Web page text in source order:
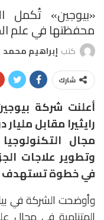
«بيوجين» تُكمل
محفظتها في علم
كتب إبراهيم محمد
شارك
أعلنت شركة
رايثيرا مقابل مليار
مجال
وتطوير علاجات
في خطوة تستهدف
وأوضحت الشركة في